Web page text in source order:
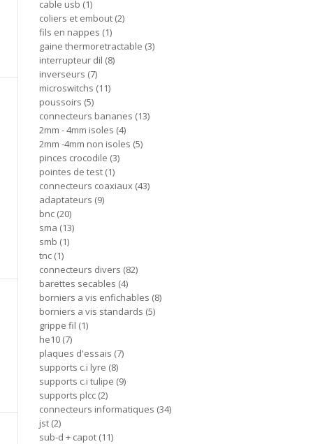
cable usb 1
coliers et embout 2
fils en nappes 1
gaine thermoretractable 3
interrupteur dil 8
inverseurs 7
microswitchs 11
poussoirs 5
connecteurs bananes 13
2mm - 4mm isoles 4
2mm -4mm non isoles 5
pinces crocodile 3
pointes de test 1
connecteurs coaxiaux 43
adaptateurs 9
bnc 20
sma 13
smb 1
tnc 1
connecteurs divers 82
barettes secables 4
borniers a vis enfichables 8
borniers a vis standards 5
grippe fil 1
he10 7
plaques d'essais 7
supports c.i lyre 8
supports c.i tulipe 9
supports plcc 2
connecteurs informatiques 34
jst 2
sub-d + capot 11